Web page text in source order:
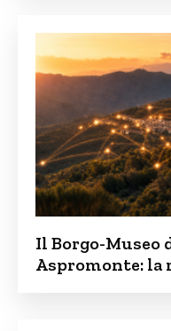
Il Borgo-Museo
Aspromonte: